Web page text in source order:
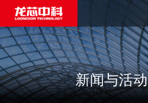
新闻与活动